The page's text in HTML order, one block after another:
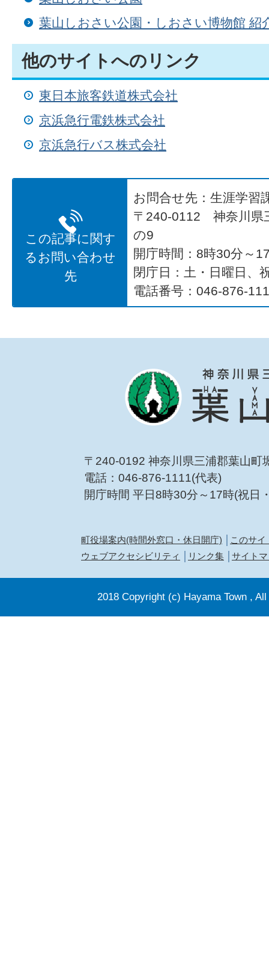
葉山しおさい公園・しおさい博物館 紹
他のサイトへのリンク
東日本旅客鉄道株式会社
京浜急行電鉄株式会社
京浜急行バス株式会社
この記事に関す
るお問い合わせ
先
お問合せ先：生涯学習
〒240-0112 神奈川県
の9
開庁時間：8時30分～
閉庁日：土・日曜日、
電話番号：046-876-
〒240-0192 神奈川県三浦郡葉山町
電話：046-876-1111(代表)
開庁時間 平日8時30分～17時(祝日
町役場案内(時間外窓口・休日開庁)
このサイ
ウェブアクセシビリティ
リンク集 サイト
2018 Copyright (c) Hayama Town ,